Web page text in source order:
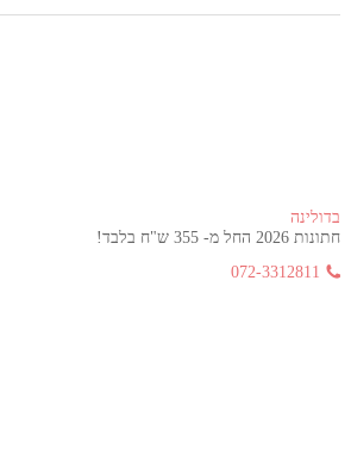
בדולינה
חתונות 2026 החל מ- 355 ש"ח בלבד!
072-3312811